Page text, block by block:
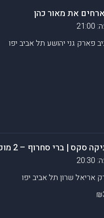
את מאור כהן
פארק גני יהושע תל אביב יפו
אריאל שרון תל אביב יפו